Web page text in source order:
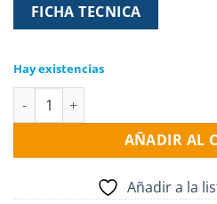
FICHA TECNICA
Hay existencias
Electro Bomba presurizadora
AÑADIR AL
Añadir a la